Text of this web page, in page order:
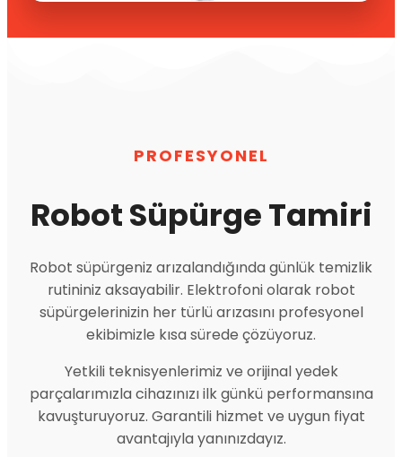
PROFESYONEL
Robot Süpürge Tamiri
Robot süpürgeniz arızalandığında günlük temizlik
rutininiz aksayabilir. Elektrofoni olarak robot
süpürgelerinizin her türlü arızasını profesyonel
ekibimizle kısa sürede çözüyoruz.
Yetkili teknisyenlerimiz ve orijinal yedek
parçalarımızla cihazınızı ilk günkü performansına
kavuşturuyoruz. Garantili hizmet ve uygun fiyat
avantajıyla yanınızdayız.